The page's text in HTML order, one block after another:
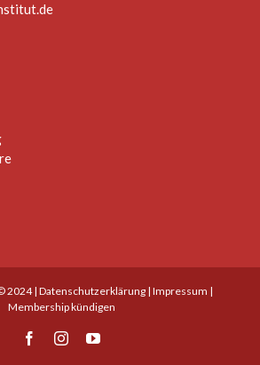
2024 | Datenschutzerklärung | Impressum |
Membership kündigen
FacebookInstagramYouTube